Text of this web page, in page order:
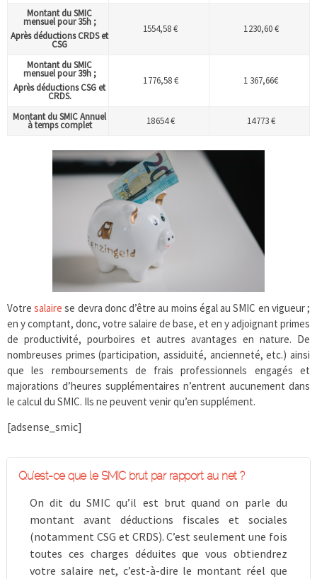
Montant du SMIC
mensuel pour 35h ;
Après déductions CRDS et
CSG
1554,58 € 1 230,60 €
Montant du SMIC
mensuel pour 39h ;
Après déductions CSG et
CRDS.
1 776,58 € 1 367,66€
Montant du SMIC Annuel
à temps complet 18 654 € 14 773 €
Votresalaire se devra donc d’être au moins égal au SMIC en vigueur ;
en y comptant, donc, votre salaire de base, et en y adjoignant primes
de productivité, pourboires et autres avantages en nature. De
nombreuses primes (participation, assiduité, ancienneté, etc.) ainsi
que les remboursements de frais professionnels engagés et
majorations d’heures supplémentaires n’entrent aucunement dans
le calcul du SMIC. Ils ne peuvent venir qu’en supplément.
[adsense_smic]
Qu’est-ce que le SMIC brut par rapport au net ?
On dit du SMIC qu’il est brut quand on parle du
montant avant déductions fiscales et sociales
(notamment CSG et CRDS). C’est seulement une fois
toutes ces charges déduites que vous obtiendrez
votre salaire net, c’est-à-dire le montant réel que